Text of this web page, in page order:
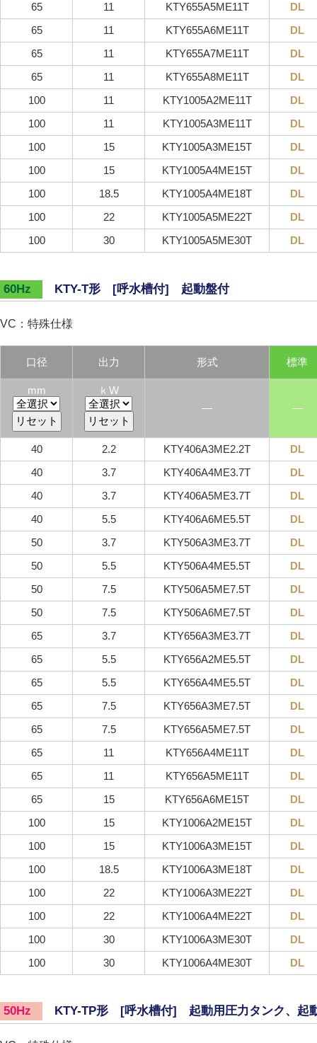
65
11 KTY655A5ME11T
DL
65
11 KTY655A6ME11T
DL
65
11 KTY655A7ME11T
DL
65
11 KTY655A8ME11T
DL
100
11 KTY1005A2ME11T
DL
100
11 KTY1005A3ME11T
DL
100
15 KTY1005A3ME15T
DL
100
15 KTY1005A4ME15T
DL
100
18.5 KTY1005A4ME18T
DL
100
22 KTY1005A5ME22T
DL
100
30 KTY1005A5ME30T DL
60Hz KTY-T形 [呼水槽付] 起動盤付
VC：特殊仕様
口径 出力 形式 標準
mm
ｋW
―
―
40 2.2 KTY406A3ME2.2T
DL
40
3.7 KTY406A4ME3.7T
DL
40
3.7 KTY406A5ME3.7T
DL
40
5.5 KTY406A6ME5.5T
DL
50
3.7 KTY506A3ME3.7T
DL
50
5.5 KTY506A4ME5.5T
DL
50
7.5 KTY506A5ME7.5T
DL
50
7.5 KTY506A6ME7.5T
DL
65
3.7 KTY656A3ME3.7T
DL
65
5.5 KTY656A2ME5.5T
DL
65
5.5 KTY656A4ME5.5T
DL
65
7.5 KTY656A3ME7.5T
DL
65
7.5 KTY656A5ME7.5T
DL
65
11 KTY656A4ME11T
DL
65
11 KTY656A5ME11T
DL
65
15 KTY656A6ME15T
DL
100
15 KTY1006A2ME15T
DL
100
15 KTY1006A3ME15T
DL
100
18.5 KTY1006A3ME18T
DL
100
22 KTY1006A3ME22T
DL
100
22 KTY1006A4ME22T
DL
100
30 KTY1006A3ME30T
DL
100
30 KTY1006A4ME30T DL
50Hz KTY-TP形 [呼水槽付] 起動用圧力タンク、起